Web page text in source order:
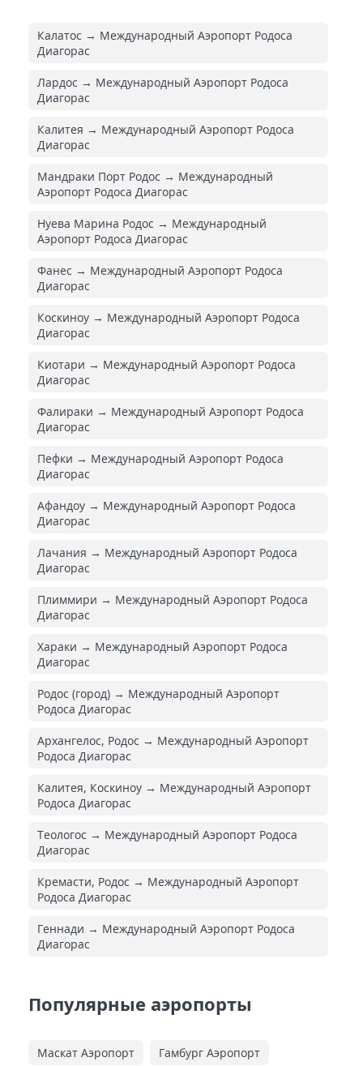
Калатос → Международный Аэропорт Родоса
Диагорас
Лардос → Международный Аэропорт Родоса
Диагорас
Калитея → Международный Аэропорт Родоса
Диагорас
Мандраки Порт Родос → Международный
Аэропорт Родоса Диагорас
Нуева Марина Родос → Международный
Аэропорт Родоса Диагорас
Фанес → Международный Аэропорт Родоса
Диагорас
Коскиноу → Международный Аэропорт Родоса
Диагорас
Киотари → Международный Аэропорт Родоса
Диагорас
Фалираки → Международный Аэропорт Родоса
Диагорас
Пефки → Международный Аэропорт Родоса
Диагорас
Афандоу → Международный Аэропорт Родоса
Диагорас
Лачания → Международный Аэропорт Родоса
Диагорас
Плиммири → Международный Аэропорт Родоса
Диагорас
Хараки → Международный Аэропорт Родоса
Диагорас
Родос (город) → Международный Аэропорт
Родоса Диагорас
Архангелос, Родос → Международный Аэропорт
Родоса Диагорас
Калитея, Коскиноу → Международный Аэропорт
Родоса Диагорас
Теологос → Международный Аэропорт Родоса
Диагорас
Кремасти, Родос → Международный Аэропорт
Родоса Диагорас
Геннади → Международный Аэропорт Родоса
Диагорас
Популярные аэропорты
Маскат Аэропорт Гамбург Аэропорт